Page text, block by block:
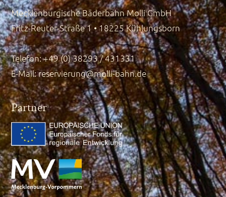
Mecklenburgische Bäderbahn Molli GmbH
Fritz-Reuter-Straße 1 • 18225 Kühlungsborn
Telefon: +49 (0) 38293 / 431331
E-Mail:reservierung@molli-bahn.de
Partner